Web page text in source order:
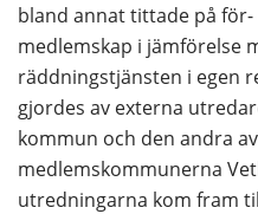
bland annat tittade på
medlemskap i jämförelse
räddningstjänsten i egen
gjordes av externa
kommun och den andra
medlemskommunerna
utredningarna kom fram